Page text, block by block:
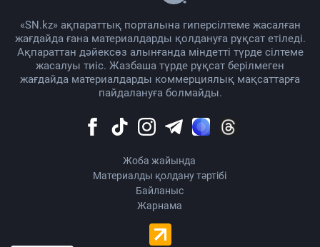
«SN.kz» ақпараттық порталына гиперсілтеме жасалған
жағдайда ғана материалдарды қолдануға рұқсат етіледі.
Ақпараттан дәйексөз алынғанда міндетті түрде сілтеме
жасалуы тиіс. Жазбаша түрде рұқсат берілмеген
жағдайда материалдарды коммерциялық мақсаттарға
пайдалануға болмайды.
Жоба жайында
Материалды қолдану тәртібі
Байланыс
Жарнама